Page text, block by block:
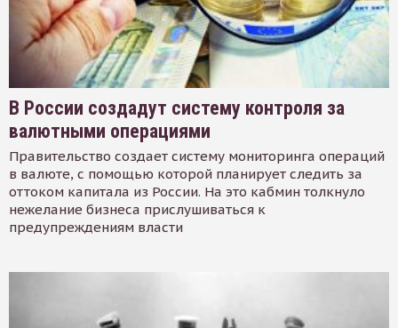
В России создадут систему контроля за
валютными операциями
Правительство создает систему мониторинга операций
в валюте, с помощью которой планирует следить за
оттоком капитала из России. На это кабмин толкнуло
нежелание бизнеса прислушиваться к
предупреждениям власти